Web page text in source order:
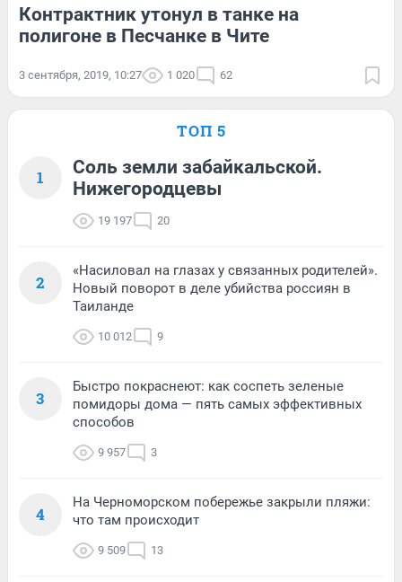
Контрактник утонул в танке на
полигоне в Песчанке в Чите
3 сентября, 2019, 10:27 1 020 62
ТОП 5
1
Соль земли забайкальской.
Нижегородцевы
19 197 20
2
«Насиловал на глазах у связанных родителей».
Новый поворот в деле убийства россиян в
Таиланде
10 012 9
3
Быстро покраснеют: как соспеть зеленые
помидоры дома — пять самых эффективных
способов
9 957 3
4
На Черноморском побережье закрыли пляжи:
что там происходит
9 509 13